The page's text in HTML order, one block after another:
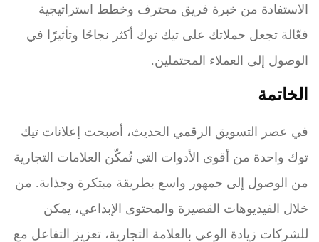
الاستفادة من خبرة فريق محترف وخطط استراتيجية
فعّالة تجعل حملاتك على تيك توك أكثر نجاحًا وتأثيرًا في
الوصول إلى العملاء المحتملين.
الخاتمة
في عصر التسويق الرقمي الحديث، أصبحت إعلانات تيك
توك واحدة من أقوى الأدوات التي تُمكّن العلامات التجارية
من الوصول إلى جمهور واسع بطريقة مبتكرة وجذابة. من
خلال الفيديوهات القصيرة والمحتوى الإبداعي، يمكن
للشركات زيادة الوعي بالعلامة التجارية، تعزيز التفاعل مع